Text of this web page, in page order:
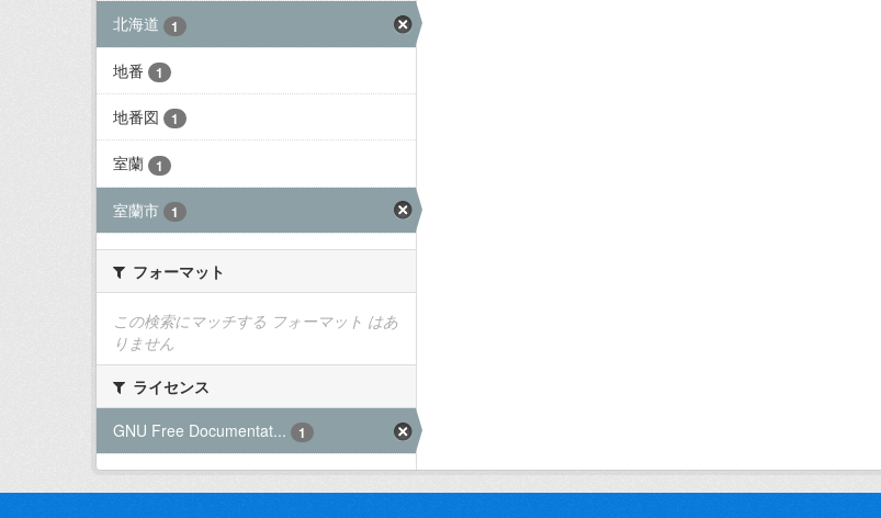
北海道 1
地番 1
地番図 1
室蘭 1
室蘭市 1
フォーマット
この検索にマッチする フォーマット はあ
りません
ライセンス
GNU Free Documentat...
1